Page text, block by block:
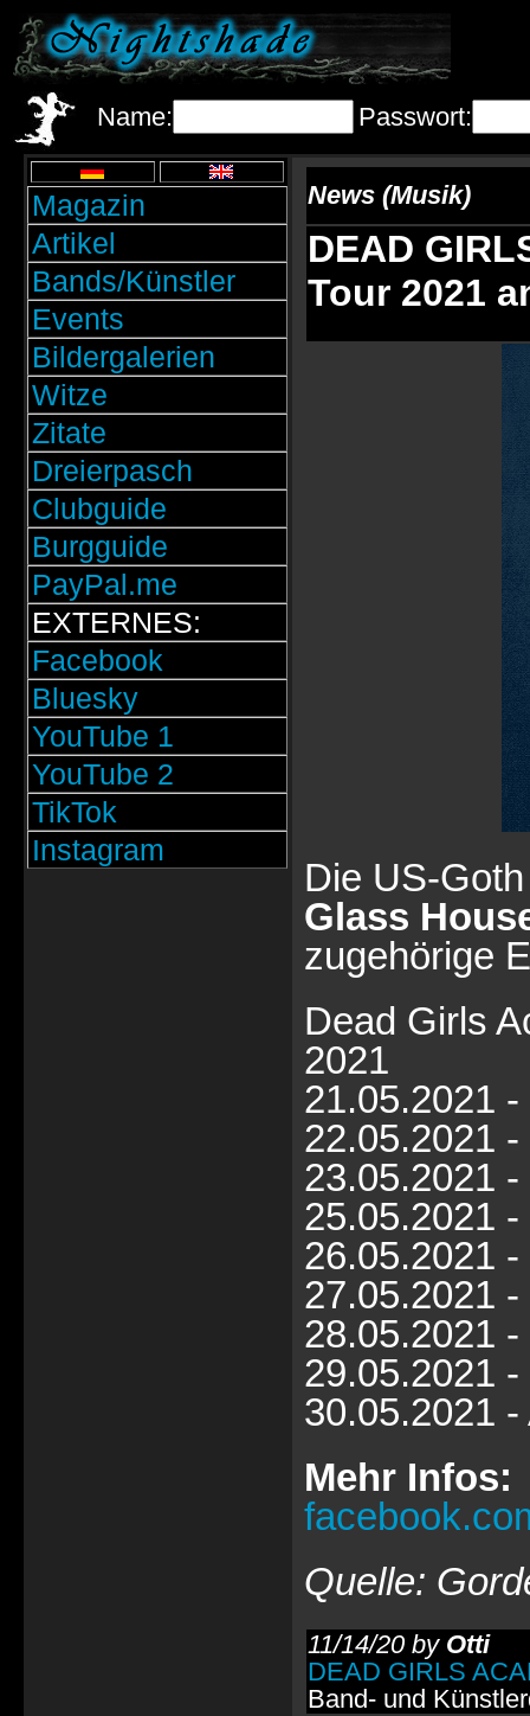
Name: Passwort:
Magazin
Artikel
Bands/Künstler
Events
Bildergalerien
Witze
Zitate
Dreierpasch
Clubguide
Burgguide
PayPal.me
EXTERNES:
Facebook
Bluesky
YouTube 1
YouTube 2
TikTok
Instagram
News (Musik)
DEAD
Tour 2021
Die US-
Glass
zugehörige
Dead Girls
2021
21.05.2021
22.05.2021
23.05.2021
25.05.2021
26.05.2021
27.05.2021
28.05.2021
29.05.2021
30.05.2021
Mehr Infos:
Quelle:
11/14/20 by Otti
DEAD GIRLS
Band- und